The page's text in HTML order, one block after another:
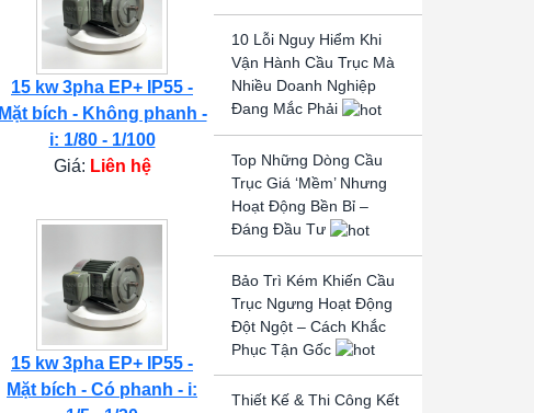
15 kw 3pha EP+ IP55 -
Mặt bích - Không phanh -
i: 1/80 - 1/100
Giá: Liên hệ
15 kw 3pha EP+ IP55 -
Mặt bích - Có phanh - i:
10 Lỗi Nguy Hiểm Khi
Vận Hành Cầu Trục Mà
Nhiều Doanh Nghiệp
Đang Mắc Phải
Top Những Dòng Cầu
Trục Giá ‘Mềm’ Nhưng
Hoạt Động Bền Bỉ –
Đáng Đầu Tư
Bảo Trì Kém Khiến Cầu
Trục Ngưng Hoạt Động
Đột Ngột – Cách Khắc
Phục Tận Gốc
Thiết Kế & Thi Công Kết